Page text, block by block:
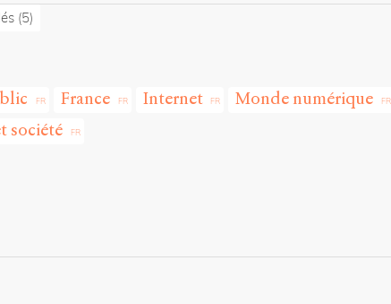
(5)
France Internet
Monde numérique
société